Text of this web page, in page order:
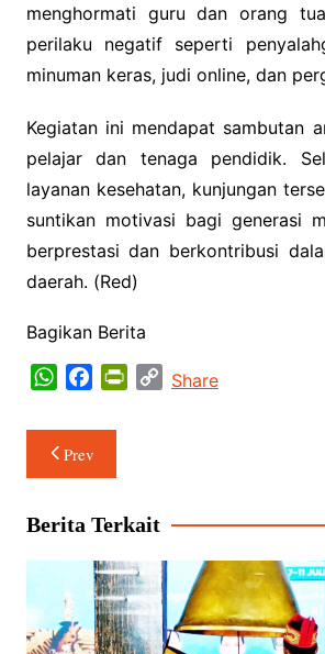
menghormati guru dan orang
perilaku negatif seperti
minuman keras, judi online, dan
Kegiatan ini mendapat sambutan
pelajar dan tenaga pendidik.
layanan kesehatan, kunjungan
suntikan motivasi bagi generasi
berprestasi dan berkontribusi
daerah. (Red)
Bagikan Berita
W
a
t
s
p
p
c
e
b
o
k
r
i
e
n
d
C
k
Share
Navigasi
pos
Prev
Berita Terkait